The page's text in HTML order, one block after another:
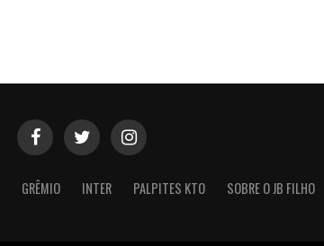
GRÊMIO INTER PALPITES KTO SOBRE O JB FILHO